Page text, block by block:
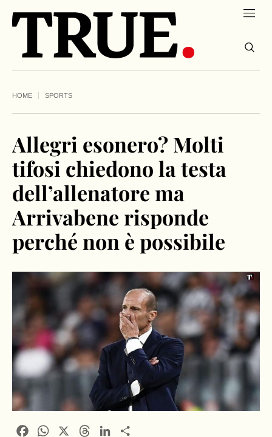
HOME SPORTS
Allegri esonero? Molti
tifosi chiedono la testa
dell’allenatore ma
Arrivabene risponde
perché non è possibile
FacebookWhatsApp ThreadsLinkedIn